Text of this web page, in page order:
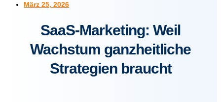
März 25, 2026
SaaS-Marketing: Weil
Wachstum ganzheitliche
Strategien braucht